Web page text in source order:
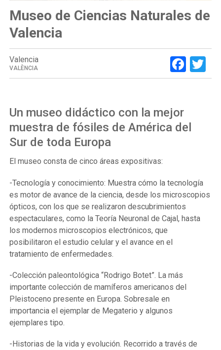
Museo de Ciencias Naturales de
Valencia
Valencia
VALÈNCIA
Un museo didáctico con la mejor
muestra de fósiles de América del
Sur de toda Europa
El museo consta de cinco áreas expositivas:
-Tecnología y conocimiento: Muestra cómo la tecnología
es motor de avance de la ciencia, desde los microscopios
ópticos, con los que se realizaron descubrimientos
espectaculares, como la Teoría Neuronal de Cajal, hasta
los modernos microscopios electrónicos, que
posibilitaron el estudio celular y el avance en el
tratamiento de enfermedades.
-Colección paleontológica “Rodrigo Botet”. La más
importante colección de mamíferos americanos del
Pleistoceno presente en Europa. Sobresale en
importancia el ejemplar de Megaterio y algunos
ejemplares tipo.
-Historias de la vida y evolución. Recorrido a través de